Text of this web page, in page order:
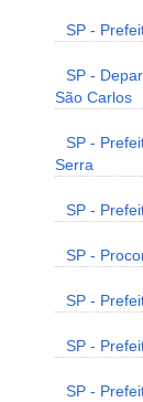
SP -
SP -
São Carlos
SP -
Serra
SP -
SP -
SP -
SP -
SP -